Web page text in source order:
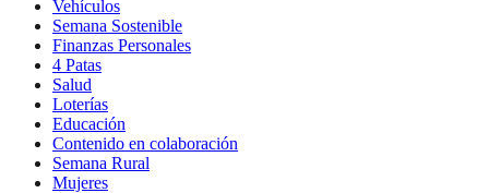
Vehículos
Semana Sostenible
Finanzas Personales
4 Patas
Salud
Loterías
Educación
Contenido en colaboración
Semana Rural
Mujeres